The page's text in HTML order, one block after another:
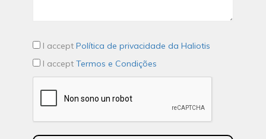
I accept Política de privacidade da Haliotis
I accept Termos e Condições